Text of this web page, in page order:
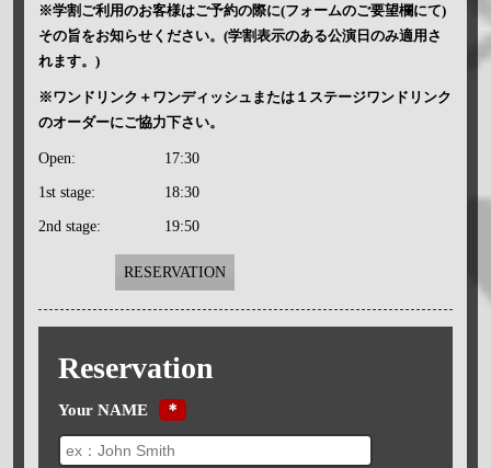
※学割ご利用のお客様はご予約の際に(フォームのご要望欄にて)
その旨をお知らせください。(学割表示のある公演日のみ適用さ
れます。)
※ワンドリンク＋ワンディッシュまたは１ステージワンドリンク
のオーダーにご協力下さい。
Open: 17:30
1st stage: 18:30
2nd stage: 19:50
RESERVATION
Reservation
Your NAME ＊